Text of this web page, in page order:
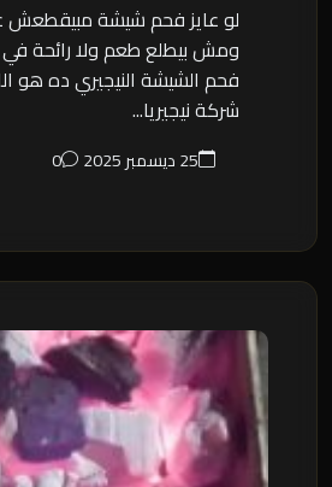
لو عايز فحم شيشة مبيقطعش
ومش بيطلع طعم ولا رائحة في
فحم الشيشة النيجيري ده هو
شركة نيجيريا...
25 ديسمبر 2025 0